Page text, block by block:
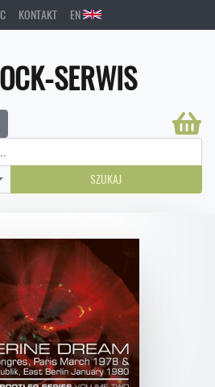
KONTAKT EN
SERWIS
SZUKAJ